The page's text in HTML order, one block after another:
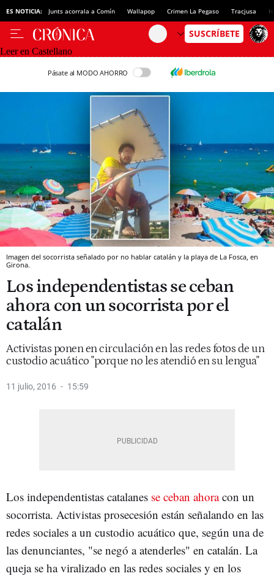
ES NOTICIA: Junts acorrala a Comín Wallapop Crimen La Pegaso Tracjusa
Leer en Castellano
Pásate al MODO AHORRO
Imagen del socorrista señalado por no hablar catalán y la playa de La Fosca, en
Girona.
Los independentistas se ceban
ahora con un socorrista por el
catalán
Activistas ponen en circulación en las redes fotos de un
custodio acuático "porque no les atendió en su lengua"
11 julio, 2016 15:59
Los independentistas catalanes se ceban ahoracon un
socorrista. Activistas prosecesión están señalando en las
redes sociales a un custodio acuático que, según una de
las denunciantes, "se negó a atenderles" en catalán. La
queja se ha viralizado en las redes sociales y en los